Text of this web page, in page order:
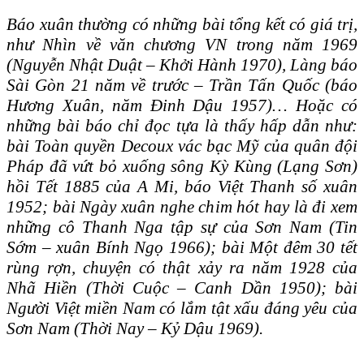
Báo xuân thường có những bài tổng kết có giá trị,
như Nhìn về văn chương VN trong năm 1969
(Nguyễn Nhật Duật – Khởi Hành 1970), Làng báo
Sài Gòn 21 năm về trước – Trần Tấn Quốc (báo
Hương Xuân, năm Đinh Dậu 1957)… Hoặc có
những bài báo chỉ đọc tựa là thấy hấp dẫn như:
bài Toàn quyền Decoux vác bạc Mỹ của quân đội
Pháp đã vứt bỏ xuống sông Kỳ Kùng (Lạng Sơn)
hồi Tết 1885 của A Mi, báo Việt Thanh số xuân
1952; bài Ngày xuân nghe chim hót hay là đi xem
những cô Thanh Nga tập sự của Sơn Nam (Tin
Sớm – xuân Bính Ngọ 1966); bài Một đêm 30 tết
rùng rợn, chuyện có thật xảy ra năm 1928 của
Nhã Hiền (Thời Cuộc – Canh Dần 1950); bài
Người Việt miền Nam có lắm tật xấu đáng yêu của
Sơn Nam (Thời Nay – Kỷ Dậu 1969).